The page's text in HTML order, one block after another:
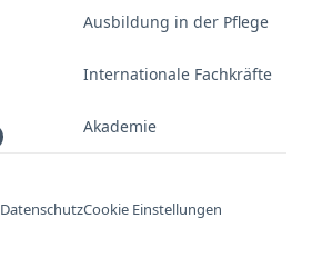
Ausbildung in der Pflege
Internationale Fachkräfte
Akademie
DatenschutzCookie Einstellungen